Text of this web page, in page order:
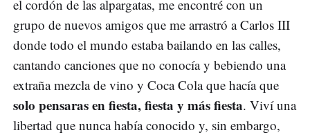
el cordón de las alpargatas, me encontré con un
grupo de nuevos amigos que me arrastró a Carlos III
donde todo el mundo estaba bailando en las calles,
cantando canciones que no conocía y bebiendo una
extraña mezcla de vino y Coca Cola que hacía que
solo pensaras en fiesta, fiesta y más fiesta. Viví una
libertad que nunca había conocido y, sin embargo,